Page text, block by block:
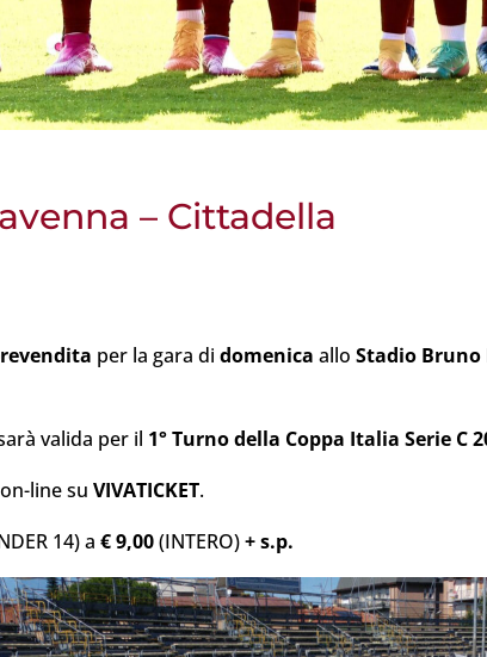
– Cittadella
per la gara di domenica allo Stadio Bruno
valida per il 1° Turno della Coppa Italia Serie C
line su VIVATICKET.
14) a € 9,00(INTERO)+ s.p.